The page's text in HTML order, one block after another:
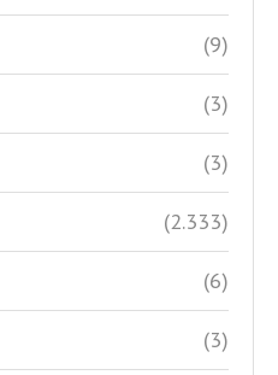
(9)
(3)
(3)
(2.333)
(6)
(3)